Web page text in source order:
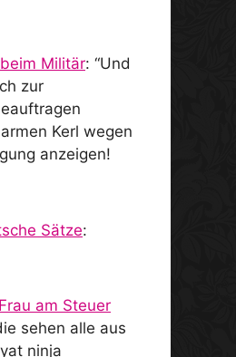
Militär: “Und
zur
Kerl wegen
anzeigen!
Sätze:
Frau am Steuer
sehen alle aus
ninja